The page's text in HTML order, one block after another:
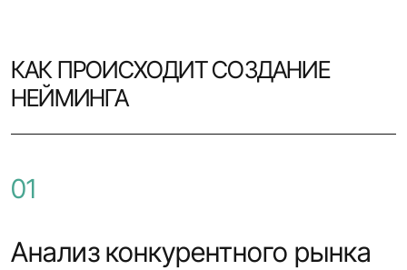
КАК ПРОИСХОДИТ СОЗДАНИЕ
НЕЙМИНГА
01
Анализ конкурентного рынка